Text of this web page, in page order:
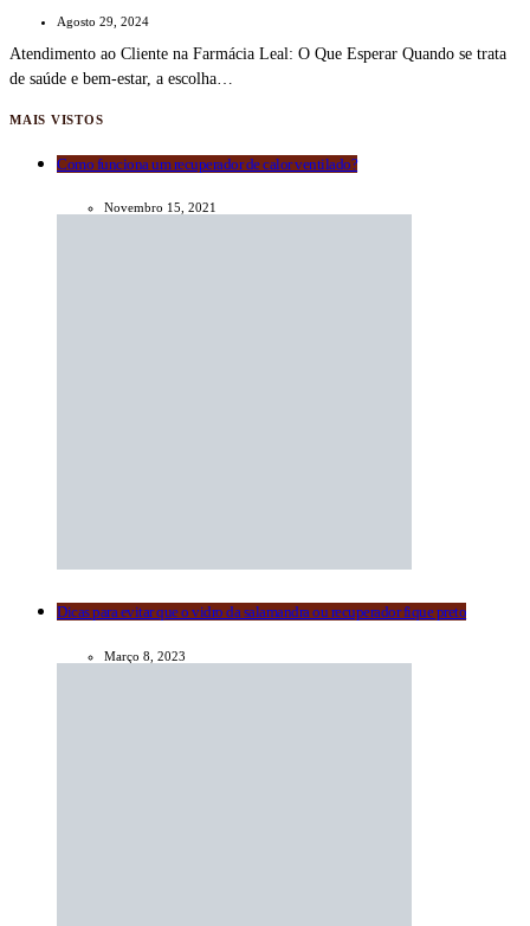
Agosto 29, 2024
Atendimento ao Cliente na Farmácia Leal: O Que Esperar Quando se trata
de saúde e bem-estar, a escolha…
MAIS VISTOS
Como funciona um recuperador de calor ventilado?
Novembro 15, 2021
Dicas para evitar que o vidro da salamandra ou recuperador fique preto
Março 8, 2023